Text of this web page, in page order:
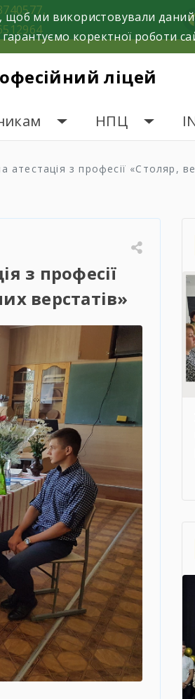
ліцей
НПЦ
атестація з професії «Столяр,
з професії
верстатів»
ми використовували
коректної роботи